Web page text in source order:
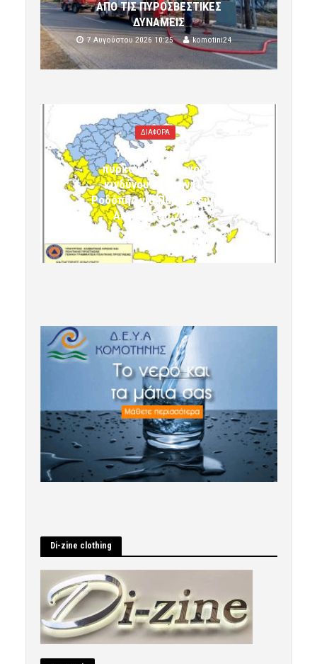
ΑΠΟ ΤΙΣ ΠΥΡΟΣΒΕΣΤΙΚΕΣ
ΔΥΝΑΜΕΙΣ
7 Αυγούστου 2026 10:25 komotini24
ΔΙΑΦΟΡΑ
Υψηλός κίνδυνος
πυρκαγιάς (κατηγορία
κινδύνου 3) στην Π.Ε.
Ροδόπης για Παρασκευή 7
Αυγούστου 2026»
7 Αυγούστου 2026 10:24 komotini24
Di-zine clothing